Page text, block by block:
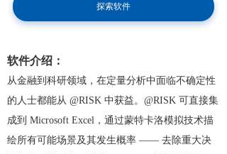
探索软件
软件介绍：
从金融到科研领域，在定量分析中面临不确定性
的人士都能从 @RISK 中获益。@RISK 可直接集
成到 Microsoft Excel，通过蒙特卡洛模拟技术描
绘所有可能场景及其发生概率 —— 去除重大决